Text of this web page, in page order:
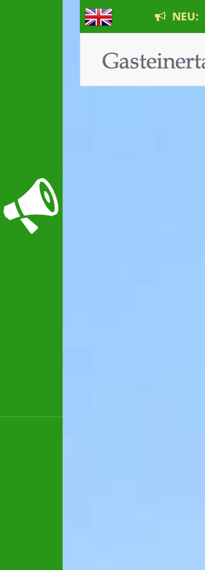
NEU: